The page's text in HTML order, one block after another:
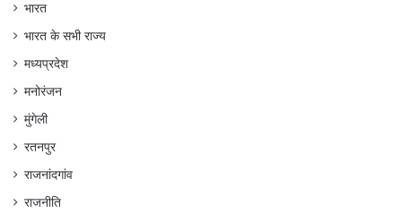
भारत
भारत के सभी राज्य
मध्यप्रदेश
मनोरंजन
मुंगेली
रतनपुर
राजनांदगांव
राजनीति